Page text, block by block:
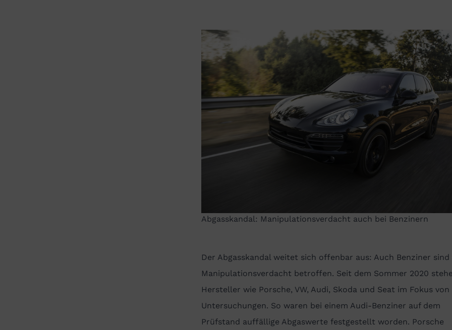
Abgasskandal: Manipulationsverdacht auch bei Benzinern
Der Abgasskandal weitet sich offenbar aus: Auch Benziner sind
Manipulationsverdacht betroffen. Seit dem Sommer 2020
Hersteller wie Porsche, VW, Audi, Skoda und Seat im Fokus von
Untersuchungen. So waren bei einem Audi-Benziner auf dem
Prüfstand auffällige Abgaswerte festgestellt worden. Porsche